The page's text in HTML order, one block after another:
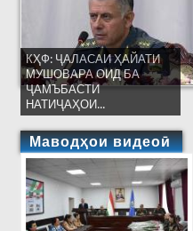
КҲФ: ҶАЛАСАИ ҲАЙАТИ
МУШОВАРА ОИД БА
ҶАМЪБАСТИ
НАТИҶАҲОИ...
Маводҳои видеоӣ